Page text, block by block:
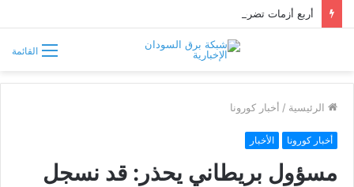
القائمة
الرئيسية / أخبار كورونا
أخبار كورونا الأخبار
مسؤول بريطاني يحذر: قد نسجل